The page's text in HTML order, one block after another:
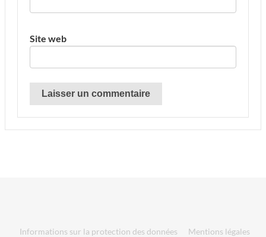
Site web
Informations sur la protection des données Mentions légales